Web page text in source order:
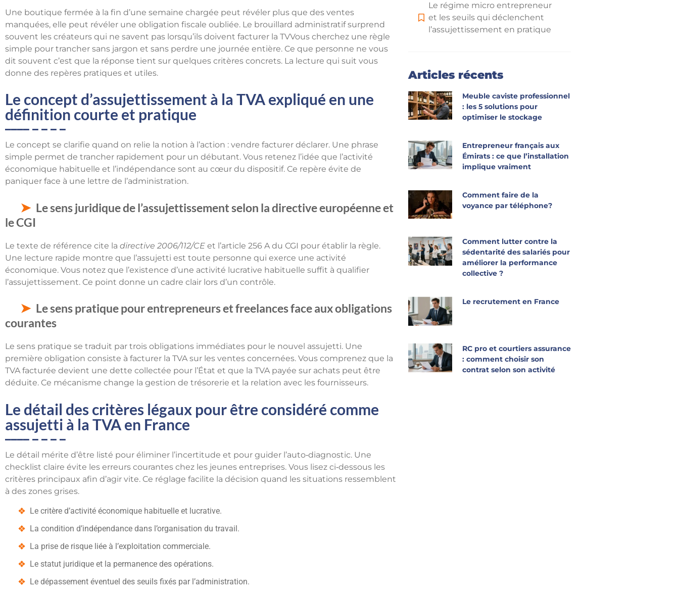
Une boutique fermée à la fin d’une semaine chargée peut révéler plus que des ventes
manquées, elle peut révéler une obligation fiscale oubliée. Le brouillard administratif surprend
souvent les créateurs qui ne savent pas lorsqu’ils doivent facturer la TVVous cherchez une règle
simple pour trancher sans jargon et sans perdre une journée entière. Ce que personne ne vous
dit souvent c’est que la réponse tient sur quelques critères concrets. La lecture qui suit vous
donne des repères pratiques et utiles.
Le concept d’assujettissement à la TVA expliqué en une
définition courte et pratique
Le concept se clarifie quand on relie la notion à l’action : vendre facturer déclarer. Une phrase
simple permet de trancher rapidement pour un débutant. Vous retenez l’idée que l’activité
économique habituelle et l’indépendance sont au cœur du dispositif. Ce repère évite de
paniquer face à une lettre de l’administration.
Le sens juridique de l’assujettissement selon la directive européenne et
le CGI
Le texte de référence cite la directive 2006/112/CE et l’article 256 A du CGI pour établir la règle.
Une lecture rapide montre que l’assujetti est toute personne qui exerce une activité
économique. Vous notez que l’existence d’une activité lucrative habituelle suffit à qualifier
l’assujettissement. Ce point donne un cadre clair lors d’un contrôle.
Le sens pratique pour entrepreneurs et freelances face aux obligations
courantes
Le sens pratique se traduit par trois obligations immédiates pour le nouvel assujetti. Une
première obligation consiste à facturer la TVA sur les ventes concernées. Vous comprenez que la
TVA facturée devient une dette collectée pour l’État et que la TVA payée sur achats peut être
déduite. Ce mécanisme change la gestion de trésorerie et la relation avec les fournisseurs.
Le détail des critères légaux pour être considéré comme
assujetti à la TVA en France
Le détail mérite d’être listé pour éliminer l’incertitude et pour guider l’auto‑diagnostic. Une
checklist claire évite les erreurs courantes chez les jeunes entreprises. Vous lisez ci‑dessous les
critères principaux afin d’agir vite. Ce réglage facilite la décision quand les situations ressemblent
à des zones grises.
Le critère d’activité économique habituelle et lucrative.
La condition d’indépendance dans l’organisation du travail.
La prise de risque liée à l’exploitation commerciale.
Le statut juridique et la permanence des opérations.
Le dépassement éventuel des seuils fixés par l’administration.
Le régime micro entrepreneur
et les seuils qui déclenchent
l’assujettissement en pratique
facturation la récupération et la
déclaration de TVA
Le guide pratique pour savoir
rapidement si vous êtes
assujetti avec checklist et
Foire aux questions
Articles récents
Meuble caviste professionnel
: les 5 solutions pour
optimiser le stockage
Entrepreneur français aux
Émirats : ce que l’installation
implique vraiment
Comment faire de la
voyance par téléphone?
Comment lutter contre la
sédentarité des salariés pour
améliorer la performance
collective ?
Le recrutement en France
RC pro et courtiers assurance
: comment choisir son
contrat selon son activité